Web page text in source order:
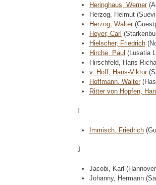
Heringhaus, Werner
Herzog, Helmut
Herzog, Walter
Heyer, Carl
Hielscher, Friedrich
Hirche, Paul (Lusatia
Hirschfeld, Hans
v. Hoff, Hans-Viktor
Hoffmann, Walter
Ritter von Hopfen,
I
Immisch, Friedrich
J
Jacobi, Karl
Johanny, Hermann